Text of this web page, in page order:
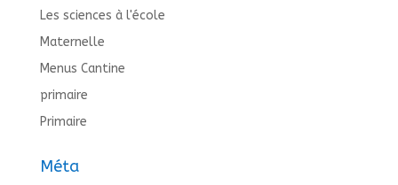
Les sciences à l'école
Maternelle
Menus Cantine
primaire
Primaire
Méta